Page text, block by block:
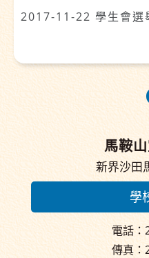
2017-11-22 學生會選
馬鞍
新界沙田
學
電話：
傳真：